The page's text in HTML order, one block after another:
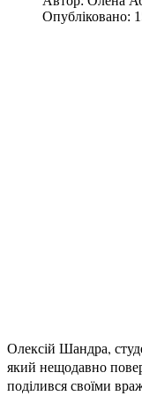
Опубліковано:
Олексій Шандра,
який нещодавно
поділився своїми